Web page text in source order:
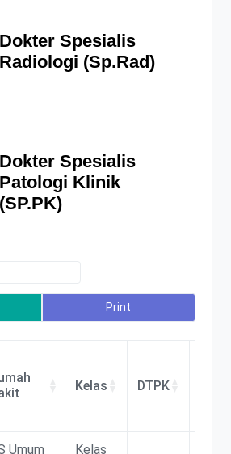
Dokter Spesialis
Radiologi (Sp.Rad)
Dokter Spesialis
Patologi Klinik
(SP.PK)
Print
Kelas DTPK
Kelas
Umum
Kelas